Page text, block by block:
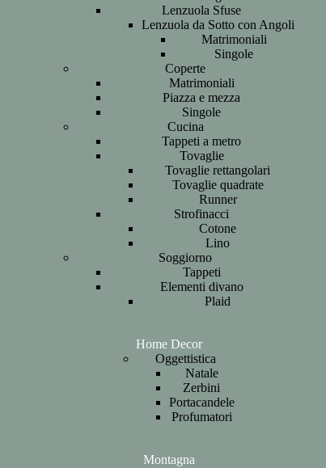
Lenzuola Sfuse
Lenzuola da Sotto con Angoli
Matrimoniali
Singole
Coperte
Matrimoniali
Piazza e mezza
Singole
Cucina
Tappeti a metro
Tovaglie
Tovaglie rettangolari
Tovaglie quadrate
Runner
Strofinacci
Cotone
Lino
Soggiorno
Tappeti
Elementi divano
Plaid
Home Decor
Oggettistica
Natale
Zerbini
Portacandele
Profumatori
Montagna